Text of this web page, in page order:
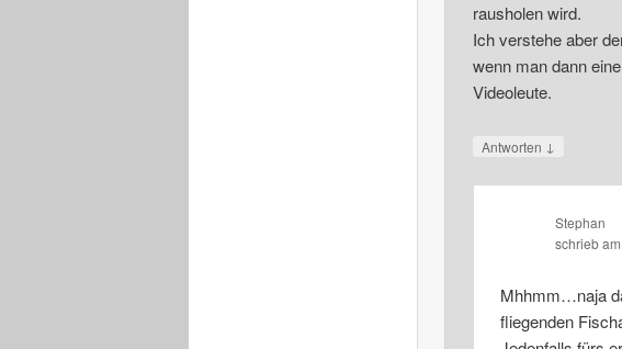
rausholen wird.
Ich verstehe aber
wenn man dann
Videoleute.
Antworten ↓
Stephan
schriebam
Mhhmm…naja
fliegenden